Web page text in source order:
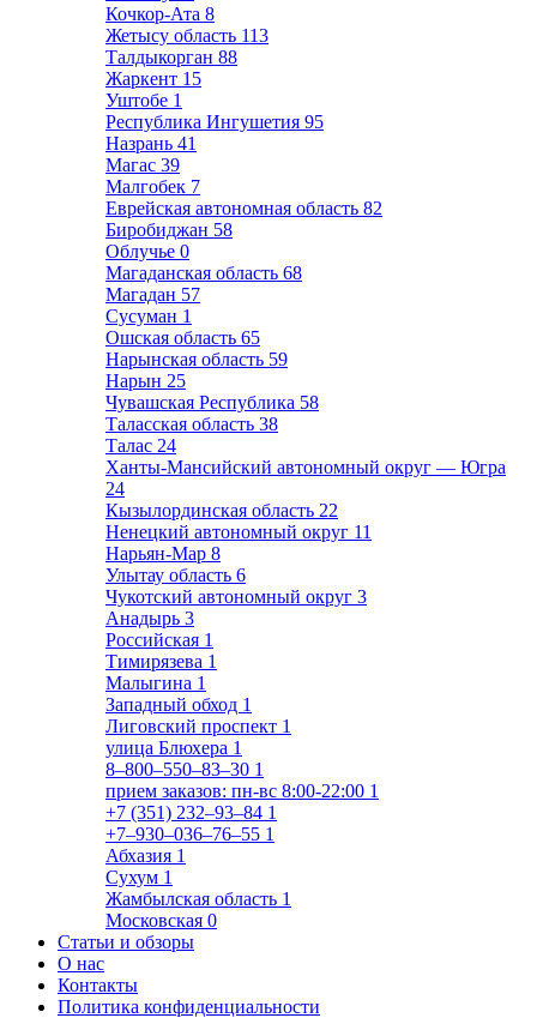
Кочкор-Ата 8
Жетысу область 113
Талдыкорган 88
Жаркент 15
Уштобе 1
Республика Ингушетия 95
Назрань 41
Магас 39
Малгобек 7
Еврейская автономная область 82
Биробиджан 58
Облучье 0
Магаданская область 68
Магадан 57
Сусуман 1
Ошская область 65
Нарынская область 59
Нарын 25
Чувашская Республика 58
Таласская область 38
Талас 24
Ханты-Мансийский автономный округ — Югра
24
Кызылординская область 22
Ненецкий автономный округ 11
Нарьян-Мар 8
Улытау область 6
Чукотский автономный округ 3
Анадырь 3
Российская 1
Тимирязева 1
Малыгина 1
Западный обход 1
Лиговский проспект 1
улица Блюхера 1
8‒800‒550‒83‒30 1
прием заказов: пн-вс 8:00-22:00 1
+7 (351) 232‒93‒84 1
+7‒930‒036‒76‒55 1
Абхазия 1
Сухум 1
Жамбылская область 1
Московская 0
Статьи и обзоры
О нас
Контакты
Политика конфиденциальности